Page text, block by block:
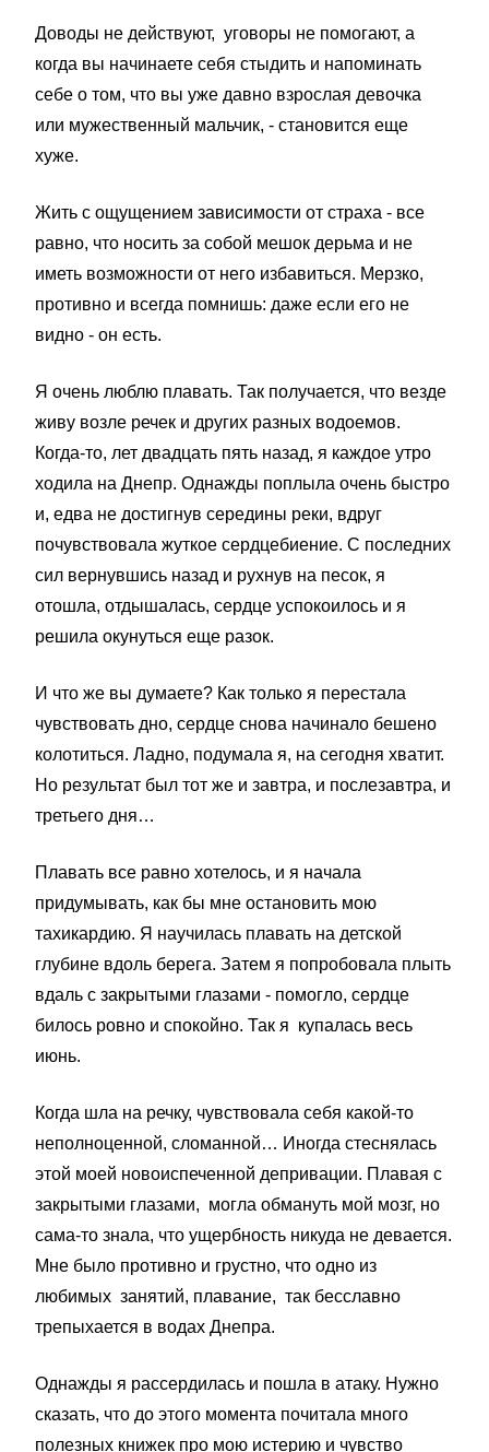
Доводы не действуют, уговоры не помогают, а
когда вы начинаете себя стыдить и напоминать
себе о том, что вы уже давно взрослая девочка
или мужественный мальчик, - становится еще
хуже.
Жить с ощущением зависимости от страха - все
равно, что носить за собой мешок дерьма и не
иметь возможности от него избавиться. Мерзко,
противно и всегда помнишь: даже если его не
видно - он есть.
Я очень люблю плавать. Так получается, что везде
живу возле речек и других разных водоемов.
Когда-то, лет двадцать пять назад, я каждое утро
ходила на Днепр. Однажды поплыла очень быстро
и, едва не достигнув середины реки, вдруг
почувствовала жуткое сердцебиение. С последних
сил вернувшись назад и рухнув на песок, я
отошла, отдышалась, сердце успокоилось и я
решила окунуться еще разок.
И что же вы думаете? Как только я перестала
чувствовать дно, сердце снова начинало бешено
колотиться. Ладно, подумала я, на сегодня хватит.
Но результат был тот же и завтра, и послезавтра, и
третьего дня…
Плавать все равно хотелось, и я начала
придумывать, как бы мне остановить мою
тахикардию. Я научилась плавать на детской
глубине вдоль берега. Затем я попробовала плыть
вдаль с закрытыми глазами - помогло, сердце
билось ровно и спокойно. Так я купалась весь
июнь.
Когда шла на речку, чувствовала себя какой-то
неполноценной, сломанной… Иногда стеснялась
этой моей новоиспеченной депривации. Плавая с
закрытыми глазами, могла обмануть мой мозг, но
сама-то знала, что ущербность никуда не девается.
Мне было противно и грустно, что одно из
любимых занятий, плавание, так бесславно
трепыхается в водах Днепра.
Однажды я рассердилась и пошла в атаку. Нужно
сказать, что до этого момента почитала много
полезных книжек про мою истерию и чувство